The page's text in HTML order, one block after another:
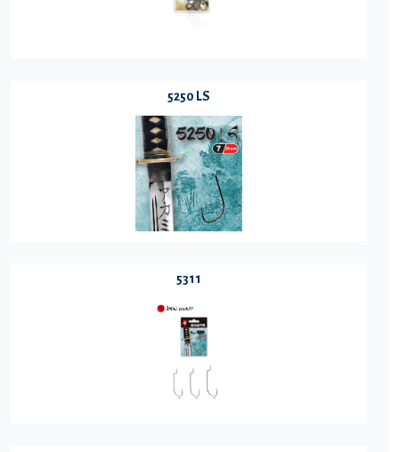
5250 LS
5311